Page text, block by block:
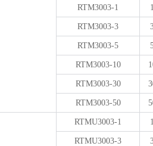
RTM3003-1
RTM3003-3
RTM3003-5
RTM3003-10
RTM3003-30
RTM3003-50
RTMU3003-1
RTMU3003-3